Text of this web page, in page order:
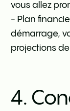
vous allez
- Plan
démarrage,
projections
4.